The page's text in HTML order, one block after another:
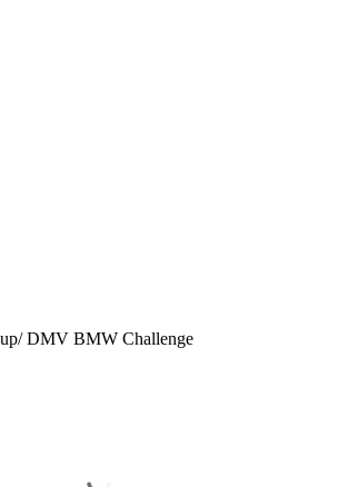
DMV BMW Challenge